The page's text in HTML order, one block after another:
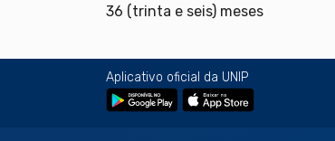
36 (trinta e seis) meses
Aplicativo oficial da UNIP